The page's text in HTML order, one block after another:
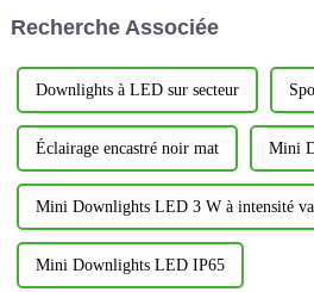
commodité en ...
Recherche Associée
Downlights à LED sur secteur
Éclairage encastré noir mat Mini
Mini Downlights LED 3 W à intensité
Mini Downlights LED IP65